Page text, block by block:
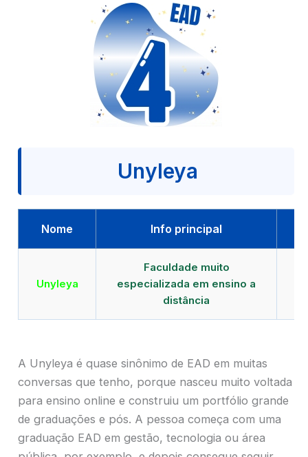
Unyleya
Nome Info principal
Unyleya
Faculdade muito
especializada em ensino a
distância
A Unyleya é quase sinônimo de EAD em muitas
conversas que tenho, porque nasceu muito voltada
para ensino online e construiu um portfólio grande
de graduações e pós. A pessoa começa com uma
graduação EAD em gestão, tecnologia ou área